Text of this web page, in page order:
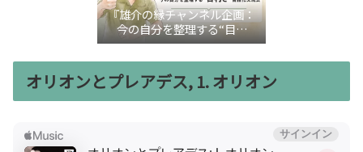
『雄介の縁チャンネル企画：
今の自分を整理する“目利
き”言語化交流会』
オリオンとプレアデス, 1. オリオン